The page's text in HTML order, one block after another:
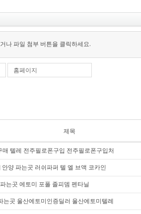
나 파일 첨부 버튼을 클릭하세요.
홈페이지
제목
텔레 전주필로폰구입 전주필로폰구입처
양 파는곳 러쉬파퍼 텔 엘 브액 코카인
는곳 에토미 포폴 졸피뎀 펜타닐
는곳 울산에토미인증딜러 울산에토미텔레